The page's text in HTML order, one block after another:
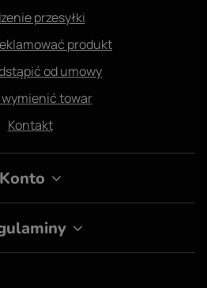
przesyłki
produkt
od umowy
towar
Kontakt
Konto